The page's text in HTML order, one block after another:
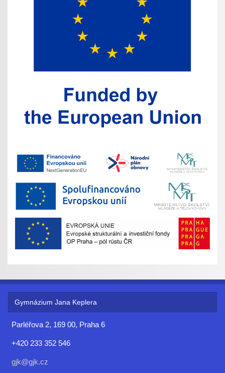
Gymnázium Jana Keplera
Parléřova 2, 169 00, Praha 6
+420 233 352 546
gjk@gjk.cz